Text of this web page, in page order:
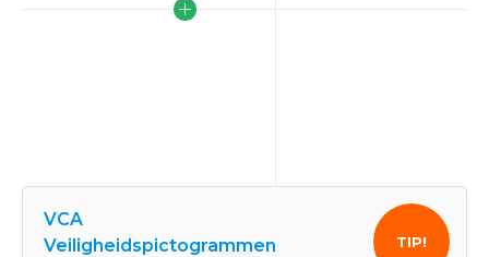
VCA
Veiligheidspictogrammen
TIP!